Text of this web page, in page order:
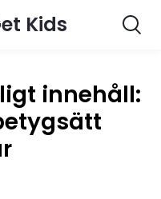
Kids
innehåll: